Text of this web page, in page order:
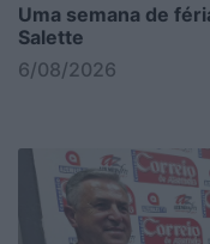
Uma semana de
Salette
6/08/2026